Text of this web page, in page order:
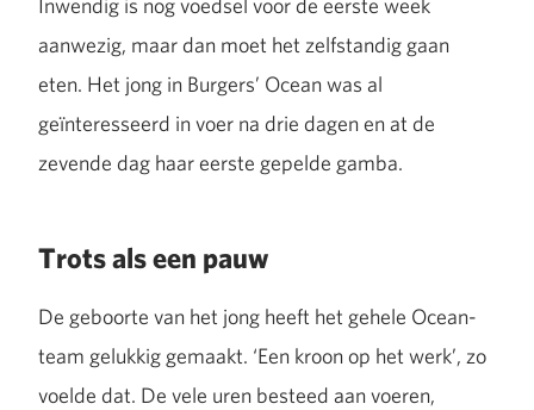
aanwezig, maar dan moet het zelfstandig gaan
eten. Het jong in Burgers’ Ocean was al
geïnteresseerd in voer na drie dagen en at de
zevende dag haar eerste gepelde gamba.
Trots als een pauw
De geboorte van het jong heeft het gehele Ocean-
team gelukkig gemaakt. ‘Een kroon op het werk’, zo
voelde dat. De vele uren besteed aan voeren,